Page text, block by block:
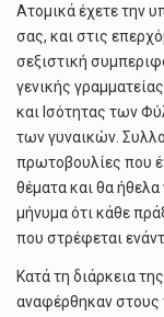
Ατομικά έχετε την
σας, και στις
σεξιστική
γενικής
και Ισότητας των
των γυναικών.
πρωτοβουλίες που
θέματα και θα
μήνυμα ότι κάθε
που στρέφεται
Κατά τη διάρκεια
αναφέρθηκαν στους